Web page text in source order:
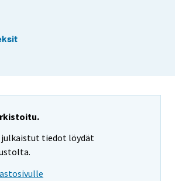
julkaistut tiedot löydät